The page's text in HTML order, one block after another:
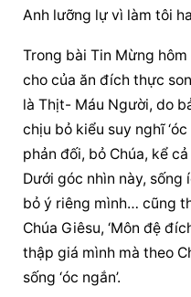
Anh lưỡng lự vì làm tôi
Trong bài Tin Mừng
cho của ăn đích thực
là Thịt- Máu Người, do
chịu bỏ kiểu suy nghĩ
phản đối, bỏ Chúa, kể
Dưới góc nhìn này, sống
bỏ ý riêng mình… cũng
Chúa Giêsu, ‘Môn đệ
thập giá mình mà theo
sống ‘óc ngắn’.